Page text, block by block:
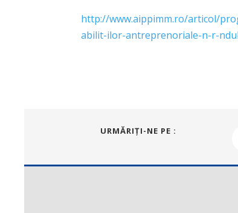
http://www.aippimm.ro/articol/
abilit-ilor-antreprenoriale-n-r-
URMĂRIŢI-NE PE :